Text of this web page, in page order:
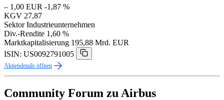
– 1,00 EUR -1,87 %
KGV 27,87
Sektor Industrieunternehmen
Div.-Rendite 1,60 %
Marktkapitalisierung 195,88 Mrd. EUR
ISIN: US0092791005
Aktiendetails öffnen
Community Forum zu Airbus